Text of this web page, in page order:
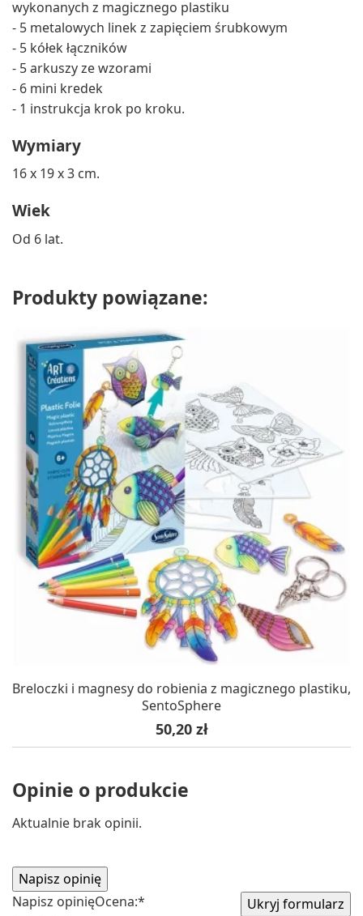
wykonanych z magicznego plastiku
- 5 metalowych linek z zapięciem śrubkowym
- 5 kółek łączników
- 5 arkuszy ze wzorami
- 6 mini kredek
- 1 instrukcja krok po kroku.
Wymiary
16 x 19 x 3 cm.
Wiek
Od 6 lat.
Produkty powiązane:
Breloczki i magnesy do robienia z magicznego plastiku,
SentoSphere
Cena
50,20 zł
Opinie o produkcie
Aktualnie brak opinii.
Napisz opinięOcena:*